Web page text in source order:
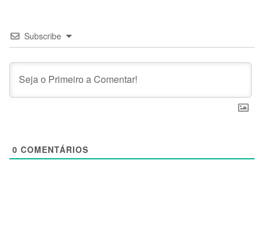
Subscribe
0 COMENTÁRIOS